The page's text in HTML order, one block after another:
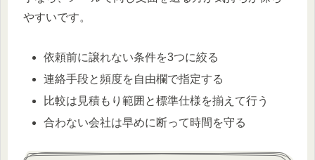
やすいです。
依頼前に譲れない条件を3つに絞る
連絡手段と頻度を自由欄で指定する
比較は見積もり範囲と標準仕様を揃えて行う
合わない会社は早めに断って時間を守る